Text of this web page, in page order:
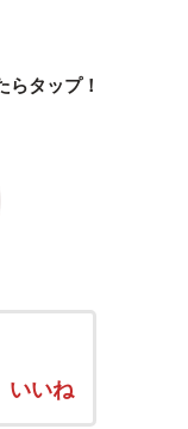
タップ！
いいね